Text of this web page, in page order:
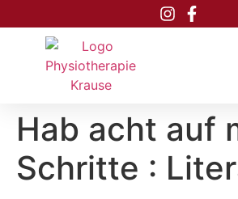
Hab acht auf
Schritte :